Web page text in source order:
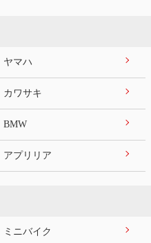
ヤマハ
カワサキ
BMW
アプリリア
ミニバイク